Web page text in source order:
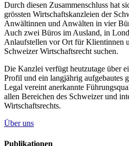
Durch diesen Zusammenschluss hat
grössten Wirtschaftskanzleien der
Anwältinnen und Anwälten in vier
Auch zwei Büros im Ausland, in
Anlaufstellen vor Ort für Klientinnen
Schweizer Wirtschaftsrecht suchen.
Die Kanzlei verfügt heutzutage über
Profil und ein langjährig aufgebautes
Legal vereint anerkannte
allen Bereichen des Schweizer und
Wirtschaftsrechts.
Über uns
Publikationen